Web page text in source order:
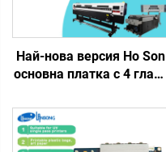
Най-нова версия Ho Son
основна платка с 4 глави
принтери Lansong с еко
разтворими UV мастила